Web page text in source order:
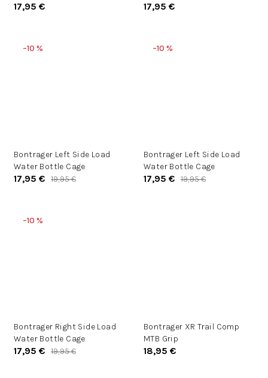
17,95 € 17,95 €
–10 %
Bontrager Left Side Load
Water Bottle Cage
17,95 € 19,95 €
–10 %
Bontrager Left Side Load
Water Bottle Cage
17,95 € 19,95 €
–10 %
Bontrager Right Side Load
Water Bottle Cage
17,95 € 19,95 €
Bontrager XR Trail Comp
MTB Grip
18,95 €